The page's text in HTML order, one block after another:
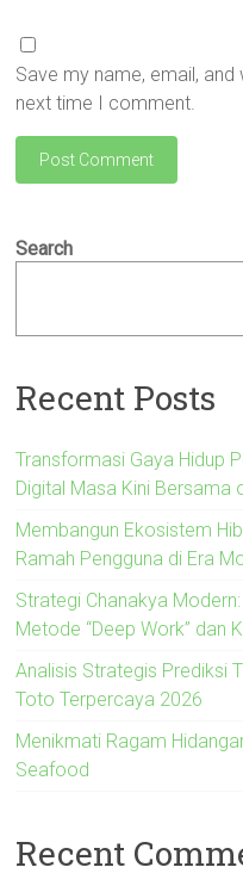
Save my name, email,
next time I comment.
Search
Recent Posts
Transformasi Gaya Hidup
Digital Masa Kini Bersama
Membangun Ekosistem
Ramah Pengguna di Era
Strategi Chanakya
Metode “Deep Work” dan
Analisis Strategis Prediksi
Toto Terpercaya 2026
Menikmati Ragam
Seafood
Recent